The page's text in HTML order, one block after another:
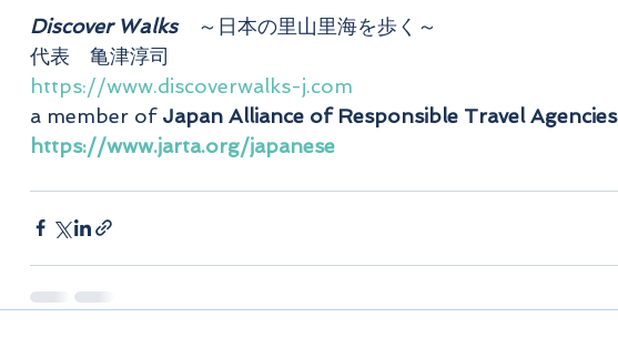
Discover Walks ～日本の里山里海を歩く～
代表　亀津淳司
https://www.discoverwalks-j.com
a member of Japan Alliance of Responsible Travel Agencies
https://www.jarta.org/japanese